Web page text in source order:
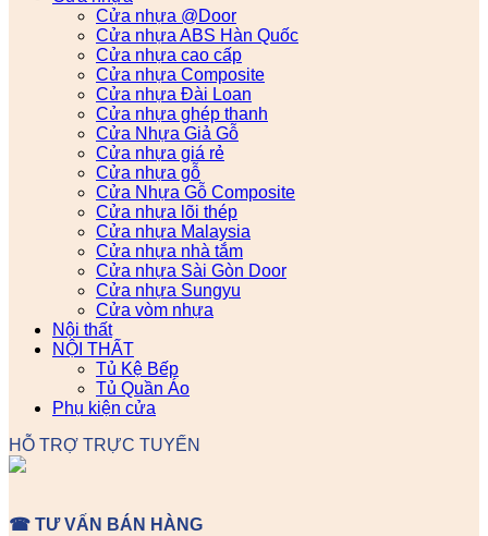
Cửa nhựa @Door
Cửa nhựa ABS Hàn Quốc
Cửa nhựa cao cấp
Cửa nhựa Composite
Cửa nhựa Đài Loan
Cửa nhựa ghép thanh
Cửa Nhựa Giả Gỗ
Cửa nhựa giá rẻ
Cửa nhựa gỗ
Cửa Nhựa Gỗ Composite
Cửa nhựa lõi thép
Cửa nhựa Malaysia
Cửa nhựa nhà tắm
Cửa nhựa Sài Gòn Door
Cửa nhựa Sungyu
Cửa vòm nhựa
Nội thất
NỘI THẤT
Tủ Kệ Bếp
Tủ Quần Áo
Phụ kiện cửa
HỖ TRỢ TRỰC TUYẾN
☎ TƯ VẤN BÁN HÀNG